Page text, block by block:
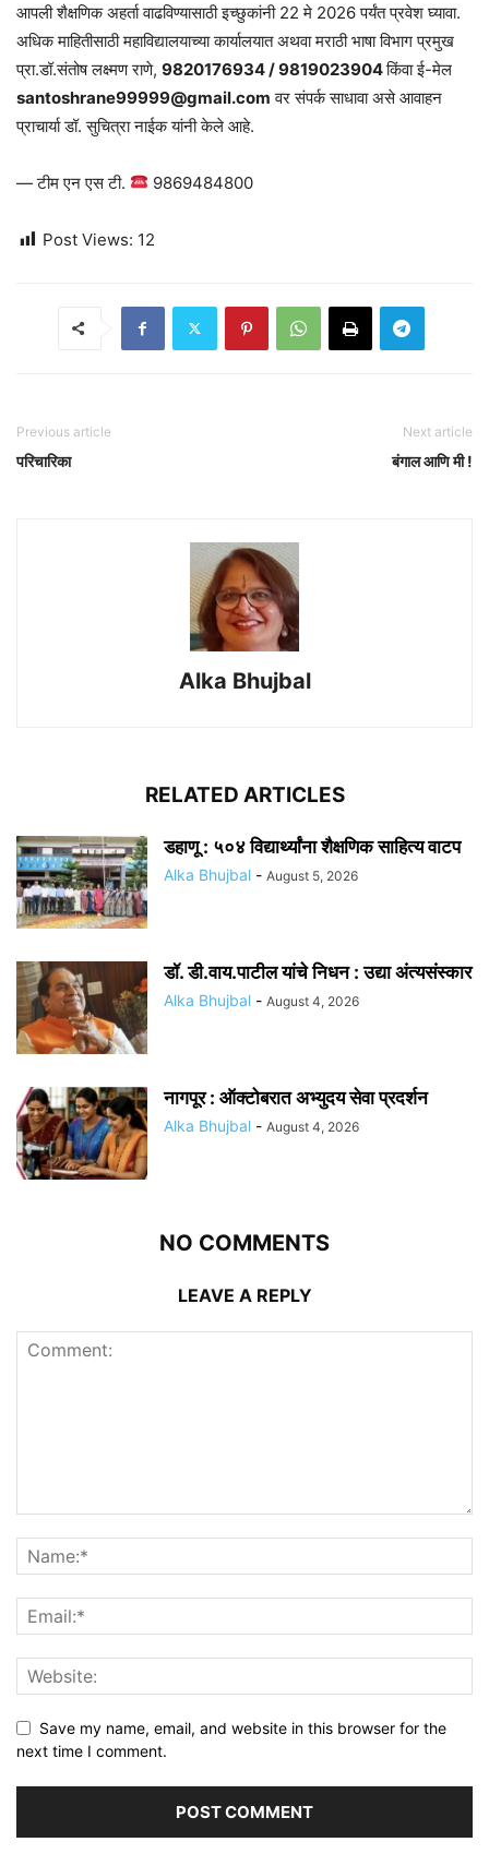
आपली शैक्षणिक अहर्ता वाढविण्यासाठी इच्छुकांनी 22 मे 2026 पर्यंत प्रवेश घ्यावा.
अधिक माहितीसाठी महाविद्यालयाच्या कार्यालयात अथवा मराठी भाषा विभाग प्रमुख
प्रा.डॉ.संतोष लक्ष्मण राणे, 9820176934 / 9819023904किंवा ई-मेल
santoshrane99999@gmail.com वर संपर्क साधावा असे आवाहन
प्राचार्या डॉ. सुचित्रा नाईक यांनी केले आहे.
— टीम एन एस टी. 9869484800
Post Views: 12
Previous article
परिचारिका
Next article
बंगाल आणि मी !
Alka Bhujbal
RELATED ARTICLES
डहाणू : ५०४ विद्यार्थ्यांना शैक्षणिक साहित्य वाटप
Alka Bhujbal - August 5, 2026
डॉ. डी.वाय.पाटील यांचे निधन : उद्या अंत्यसंस्कार
Alka Bhujbal - August 4, 2026
नागपूर : ऑक्टोबरात अभ्युदय सेवा प्रदर्शन
Alka Bhujbal - August 4, 2026
NO COMMENTS
LEAVE A REPLY
Save my name, email, and website in this browser for the
next time I comment.